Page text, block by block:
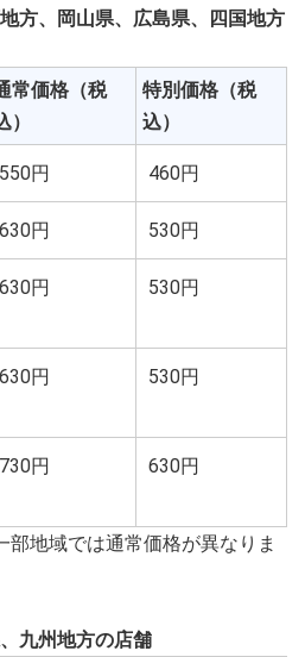
方、岡山県、広島県、四国地方
常価格（税
）
特別価格（税
込）
550円 460円
630円 530円
630円 530円
630円 530円
730円 630円
地域では通常価格が異なりま
九州地方の店舗